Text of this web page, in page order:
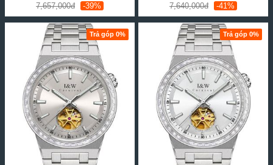
7,657,000đ -39% 7,640,000đ -41%
Trả góp 0% Trả góp 0%